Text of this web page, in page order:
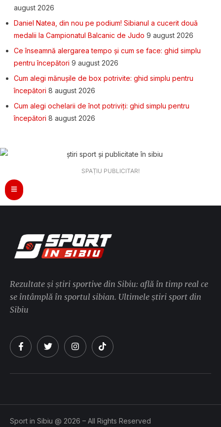
august 2026
Daniel Natea, din nou pe podium! Sibianul a cucerit două
medalii la Campionatul Balcanic de Judo 9 august 2026
Ce înseamnă alergarea tempo și cum se face: ghid simplu
pentru începători 9 august 2026
Cum alegi mănușile de box potrivite: ghid simplu pentru
începători 8 august 2026
Cum alegi ochelarii de înot potriviți: ghid simplu pentru
începători 8 august 2026
SPAȚIU PUBLICITAR!
Rezultate și știri sportive din Sibiu: află în timp real ce
se întâmplă în sportul sibian. Ultimele știri sport din
Sibiu
Sport in Sibiu @ 2026 – All Rights Reserved